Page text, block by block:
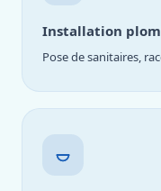
Installation
Pose de sanitaires,